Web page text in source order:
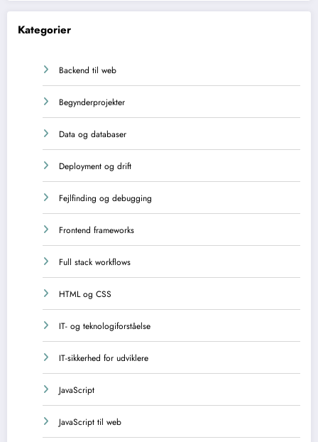
Kategorier
Backend til web
Begynderprojekter
Data og databaser
Deployment og drift
Fejlfinding og debugging
Frontend frameworks
Full stack workflows
HTML og CSS
IT- og teknologiforståelse
IT-sikkerhed for udviklere
JavaScript
JavaScript til web